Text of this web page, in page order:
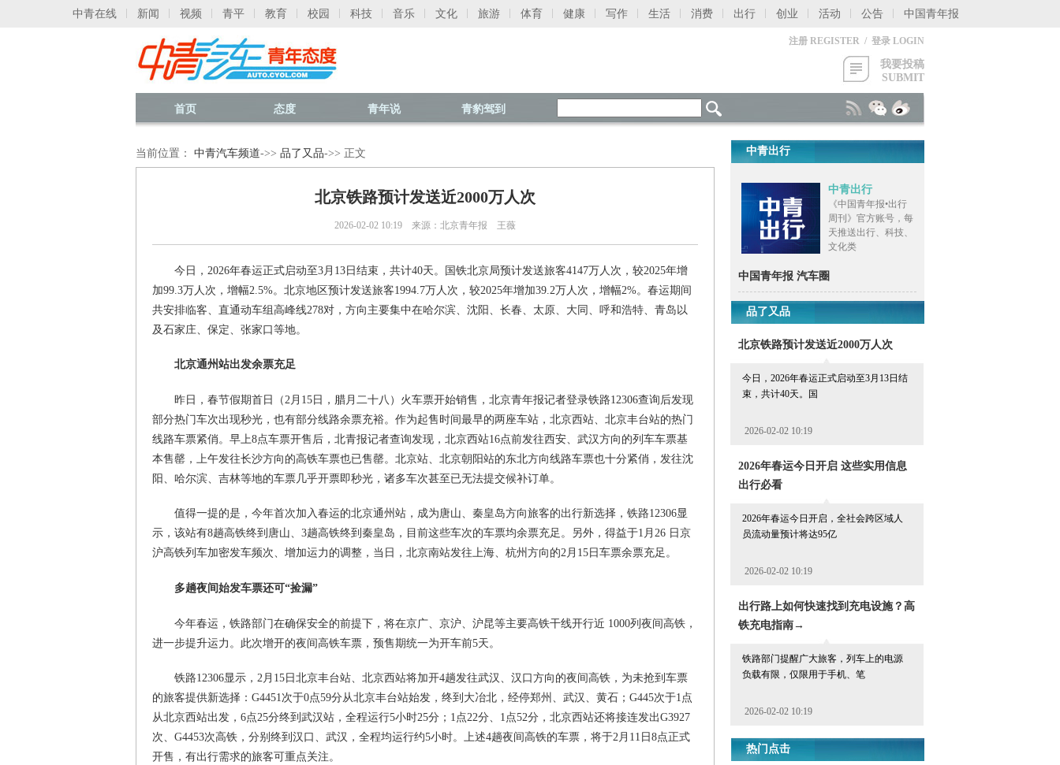
中青在线 新闻 视频 青平 教育 校园 科技 音乐 文化 旅游 体育 健康 写作 生活 消费 出行 创业 活动 公告 中国青年报
注册 REGISTER / 登录 LOGIN
我要投稿
SUBMIT
首页 态度 青年说 青豹驾到
当前位置： 中青汽车频道->> 品了又品->> 正文
北京铁路预计发送近2000万人次
2026-02-02 10:19 来源：北京青年报 王薇
今日，2026年春运正式启动至3月13日结束，共计40天。国铁北京局预计发送旅客4147万人次，较2025年增
加99.3万人次，增幅2.5%。北京地区预计发送旅客1994.7万人次，较2025年增加39.2万人次，增幅2%。春运期间
共安排临客、直通动车组高峰线278对，方向主要集中在哈尔滨、沈阳、长春、太原、大同、呼和浩特、青岛以
及石家庄、保定、张家口等地。
北京通州站出发余票充足
昨日，春节假期首日（2月15日，腊月二十八）火车票开始销售，北京青年报记者登录铁路12306查询后发现
部分热门车次出现秒光，也有部分线路余票充裕。作为起售时间最早的两座车站，北京西站、北京丰台站的热门
线路车票紧俏。早上8点车票开售后，北青报记者查询发现，北京西站16点前发往西安、武汉方向的列车车票基
本售罄，上午发往长沙方向的高铁车票也已售罄。北京站、北京朝阳站的东北方向线路车票也十分紧俏，发往沈
阳、哈尔滨、吉林等地的车票几乎开票即秒光，诸多车次甚至已无法提交候补订单。
值得一提的是，今年首次加入春运的北京通州站，成为唐山、秦皇岛方向旅客的出行新选择，铁路12306显
示，该站有8趟高铁终到唐山、3趟高铁终到秦皇岛，目前这些车次的车票均余票充足。另外，得益于1月26 日京
沪高铁列车加密发车频次、增加运力的调整，当日，北京南站发往上海、杭州方向的2月15日车票余票充足。
多趟夜间始发车票还可“捡漏”
今年春运，铁路部门在确保安全的前提下，将在京广、京沪、沪昆等主要高铁干线开行近 1000列夜间高铁，
进一步提升运力。此次增开的夜间高铁车票，预售期统一为开车前5天。
铁路12306显示，2月15日北京丰台站、北京西站将加开4趟发往武汉、汉口方向的夜间高铁，为未抢到车票
的旅客提供新选择：G4451次于0点59分从北京丰台站始发，终到大冶北，经停郑州、武汉、黄石；G445次于1点
从北京西站出发，6点25分终到武汉站，全程运行5小时25分；1点22分、1点52分，北京西站还将接连发出G3927
次、G4453次高铁，分别终到汉口、武汉，全程均运行约5小时。上述4趟夜间高铁的车票，将于2月11日8点正式
开售，有出行需求的旅客可重点关注。
中青出行
中青出行
《中国青年报•出行
周刊》官方账号，每
天推送出行、科技、
文化类
中国青年报 汽车圈
品了又品
北京铁路预计发送近2000万人次
今日，2026年春运正式启动至3月13日结
束，共计40天。国
2026-02-02 10:19
2026年春运今日开启 这些实用信息
出行必看
2026年春运今日开启，全社会跨区域人
员流动量预计将达95亿
2026-02-02 10:19
出行路上如何快速找到充电设施？高
铁充电指南→
铁路部门提醒广大旅客，列车上的电源
负载有限，仅限用于手机、笔
2026-02-02 10:19
热门点击